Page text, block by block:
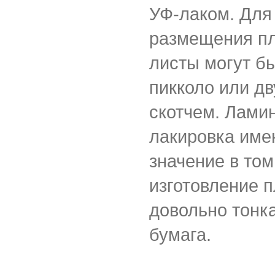
УФ-лаком. Для
размещения
листы могут
пикколо или
скотчем.
лакировка
значение в
изготовление
довольно
бумага.